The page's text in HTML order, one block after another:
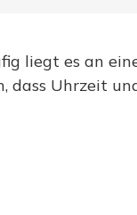
liegt es an
dass Uhrzeit